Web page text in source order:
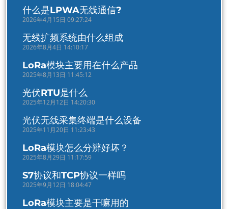
什么是LPWA无线通信?
2026年4月15日 09:27:24
无线扩频系统由什么组成
2026年8月4日 14:10:17
LoRa模块主要用在什么产品
2025年8月13日 11:45:12
光伏RTU是什么
2025年12月12日 14:20:30
光伏无线采集终端是什么设备
2025年11月20日 11:23:43
LoRa模块怎么分辨好坏？
2025年8月29日 11:17:59
S7协议和TCP协议一样吗
2025年9月12日 18:04:47
LoRa模块主要是干嘛用的